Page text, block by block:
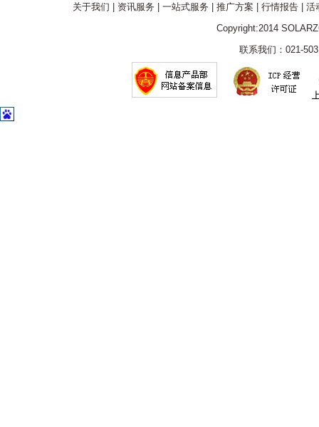
关于我们 资讯服务 一站式服务 推广方案 行情报告| 活
Copyright:2014
联系我们：021-